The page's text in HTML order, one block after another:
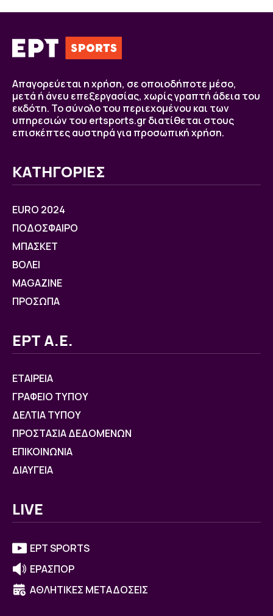
Απαγορεύεται η χρήση, σε οποιοδήποτε μέσο,
μετά ή άνευ επεξεργασίας, χωρίς γραπτή άδεια του
εκδότη. Το σύνολο του περιεχομένου και των
υπηρεσιών του ertsports.gr διατίθεται στους
επισκέπτες αυστηρά για προσωπική χρήση.
ΚΑΤΗΓΟΡΙΕΣ
EURO 2024
ΠΟΔΟΣΦΑΙΡΟ
ΜΠΑΣΚΕΤ
ΒOΛΕΙ
MAGAZINE
ΠΡΟΣΩΠΑ
ΕΡΤ Α.Ε.
ΕΤΑΙΡΕΙΑ
ΓΡΑΦΕΙΟ ΤΥΠΟΥ
ΔΕΛΤΙΑ ΤΥΠΟΥ
ΠΡΟΣΤΑΣΙΑ ΔΕΔΟΜΕΝΩΝ
ΕΠΙΚΟΙΝΩΝΙΑ
ΔΙΑΥΓΕΙΑ
LIVE
ΕΡΤ SPORTS
ΕΡΑΣΠΟΡ
ΑΘΛΗΤΙΚΕΣ ΜΕΤΑΔΟΣΕΙΣ